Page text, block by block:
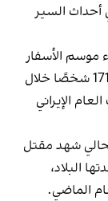
في أحداث السير
موسم الأسفار
والرحلات السياحية وفاة 74 مواطنًا وإصابة 1717 شخصًا خلال
الإيراني
شهد مقتل
البلاد،